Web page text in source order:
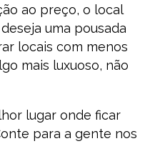
ao preço, o local
uma pousada
locais com menos
mais luxuoso, não
lugar onde ficar
para a gente nos